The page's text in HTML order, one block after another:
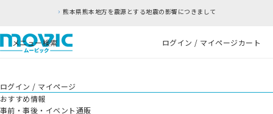
熊本県熊本地方を震源とする地震の影響につきまして
メニュー検索 ログイン / マイページカート
ログイン / マイページ
おすすめ情報
事前・事後・イベント通販